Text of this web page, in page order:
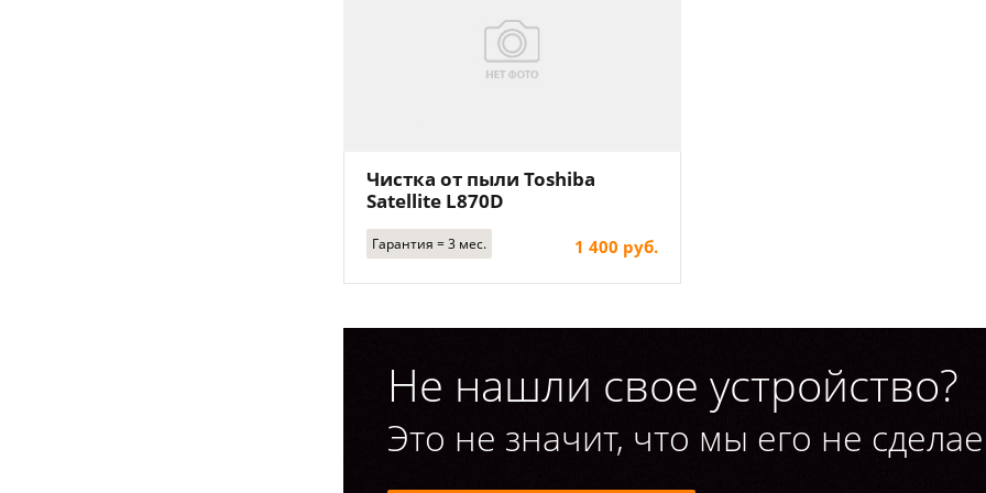
Чистка от пыли Toshiba
Satellite L870D
Гарантия = 3 мес. 1 400 руб.
Не нашли свое устройство?
Это не значит, что мы его не